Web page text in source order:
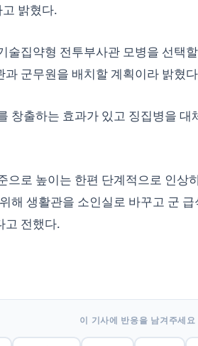
밝혔다.
술집약형 전투부사관 모병을 선택
군무원을 배치할 계획이라 밝혔
창출하는 효과가 있고 징집병을
으로 높이는 한편 단계적으로 인
해 생활관을 소인실로 바꾸고 군
고 전했다.
이 기사에 반응을 남겨주세요